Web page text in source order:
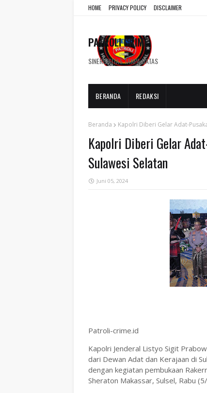
HOME PRIVACY POLICY DISCLAIMER
PATROLI CRIME
SINERGISITAS TANPA BATAS
BERANDA REDAKSI
Beranda Kapolri Diberi Gelar Adat-
Kapolri Diberi Gelar
Sulawesi Selatan
Juni 05, 2024
Patroli-crime.id
Kapolri Jenderal Listyo Sigit
dari Dewan Adat dan Kerajaan di
dengan kegiatan pembukaan
Sheraton Makassar, Sulsel, Rabu